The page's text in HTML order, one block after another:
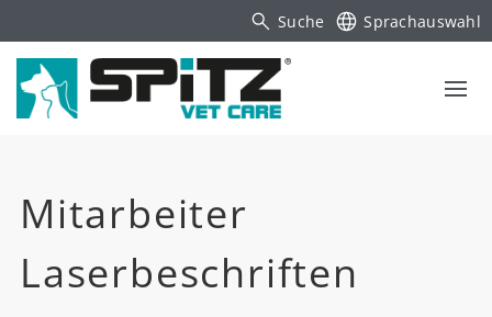
Suche Sprachauswahl
Mitarbeiter
Laserbeschriften